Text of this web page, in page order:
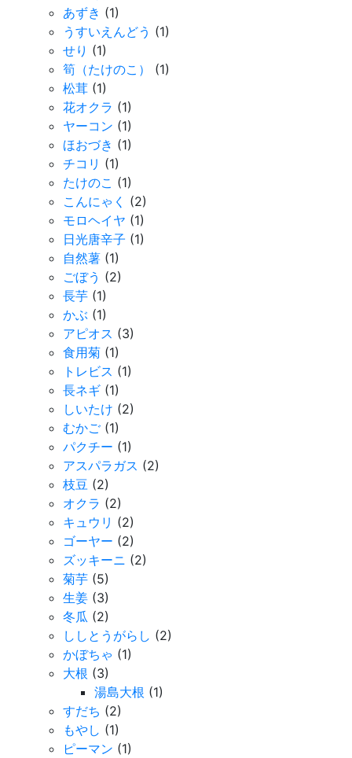
あずき (1)
うすいえんどう (1)
せり (1)
筍（たけのこ）
(1)
松茸 (1)
花オクラ (1)
ヤーコン (1)
ほおづき (1)
チコリ (1)
たけのこ (1)
こんにゃく (2)
モロヘイヤ (1)
日光唐辛子 (1)
自然薯 (1)
ごぼう (2)
長芋 (1)
かぶ (1)
アピオス (3)
食用菊 (1)
トレビス (1)
長ネギ (1)
しいたけ (2)
むかご (1)
パクチー (1)
アスパラガス (2)
枝豆 (2)
オクラ (2)
キュウリ (2)
ゴーヤー (2)
ズッキーニ (2)
菊芋 (5)
生姜 (3)
冬瓜 (2)
ししとうがらし (2)
かぼちゃ (1)
大根 (3)
湯島大根 (1)
すだち (2)
もやし (1)
ピーマン (1)